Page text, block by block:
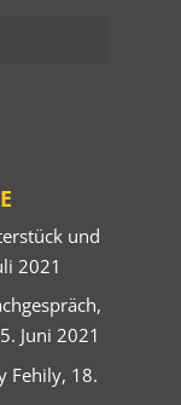
und
2021
Juni 2021
Fehily, 18.